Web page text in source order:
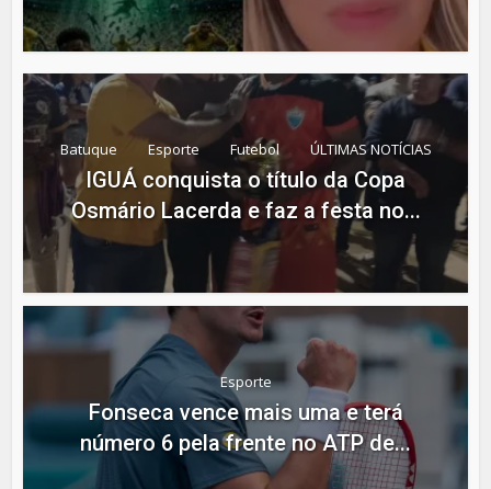
Batuque Esporte Futebol ÚLTIMAS NOTÍCIAS
IGUÁ conquista o título da Copa
Osmário Lacerda e faz a festa no...
Esporte
Fonseca vence mais uma e terá
número 6 pela frente no ATP de...